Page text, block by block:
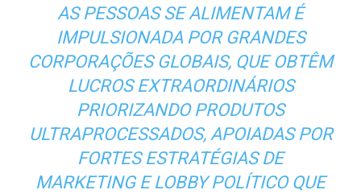
AS PESSOAS SE ALIMENTAM É
IMPULSIONADA POR GRANDES
CORPORAÇÕES GLOBAIS, QUE OBTÊM
LUCROS EXTRAORDINÁRIOS
PRIORIZANDO PRODUTOS
ULTRAPROCESSADOS, APOIADAS POR
FORTES ESTRATÉGIAS DE
MARKETING E LOBBY POLÍTICO QUE